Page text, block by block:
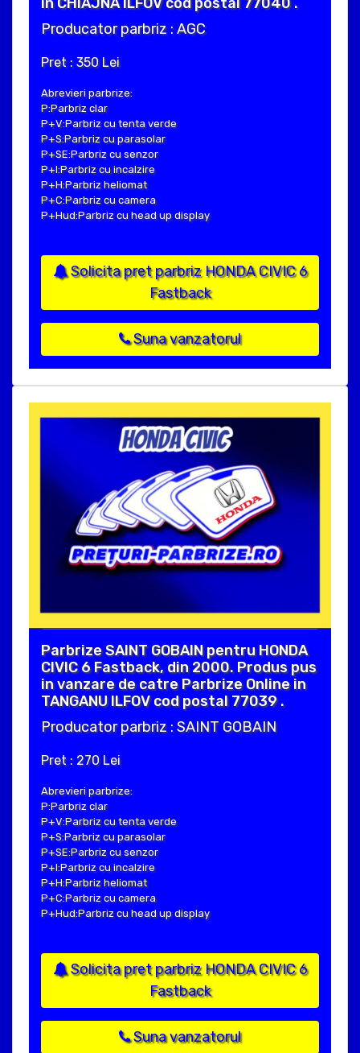
Producator parbriz : AGC
Pret : 350 Lei
Abrevieri parbrize:
P:Parbriz clar
P+V:Parbriz cu tenta verde
P+S:Parbriz cu parasolar
P+SE:Parbriz cu senzor
P+I:Parbriz cu incalzire
P+H:Parbriz heliomat
P+C:Parbriz cu camera
P+Hud:Parbriz cu head up display
Solicita pret parbriz HONDA CIVIC 6
Fastback
Suna vanzatorul
Parbrize SAINT GOBAIN pentru HONDA
CIVIC 6 Fastback, din 2000. Produs pus
in vanzare de catre Parbrize Online in
TANGANU ILFOV cod postal 77039 .
Producator parbriz : SAINT GOBAIN
Pret : 270 Lei
Abrevieri parbrize:
P:Parbriz clar
P+V:Parbriz cu tenta verde
P+S:Parbriz cu parasolar
P+SE:Parbriz cu senzor
P+I:Parbriz cu incalzire
P+H:Parbriz heliomat
P+C:Parbriz cu camera
P+Hud:Parbriz cu head up display
Solicita pret parbriz HONDA CIVIC 6
Fastback
Suna vanzatorul